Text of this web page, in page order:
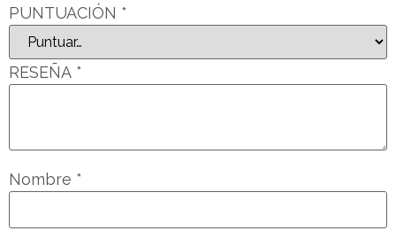
PUNTUACIÓN *
RESEÑA *
Nombre *